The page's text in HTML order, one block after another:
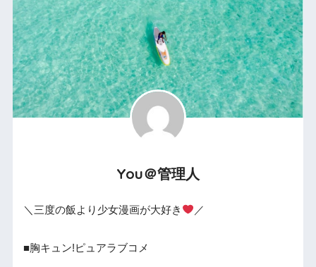
You＠管理人
＼三度の飯より少女漫画が大好き ／
■胸キュン!ピュアラブコメ